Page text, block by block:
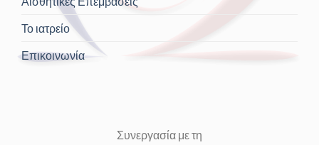
Το ιατρείο
Επικοινωνία
Συνεργασία με τη